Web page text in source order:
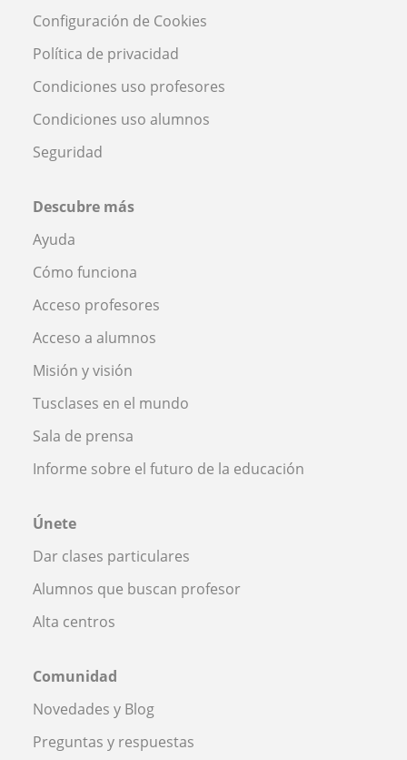
Configuración de Cookies
Política de privacidad
Condiciones uso profesores
Condiciones uso alumnos
Seguridad
Descubre más
Ayuda
Cómo funciona
Acceso profesores
Acceso a alumnos
Misión y visión
Tusclases en el mundo
Sala de prensa
Informe sobre el futuro de la educación
Únete
Dar clases particulares
Alumnos que buscan profesor
Alta centros
Comunidad
Novedades y Blog
Preguntas y respuestas